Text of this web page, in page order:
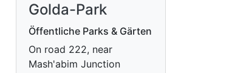
Golda-Park
Öffentliche Parks & Gärten
On road 222, near
Mash'abim Junction